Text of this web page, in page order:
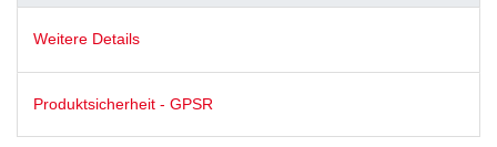
Weitere Details
Produktsicherheit - GPSR